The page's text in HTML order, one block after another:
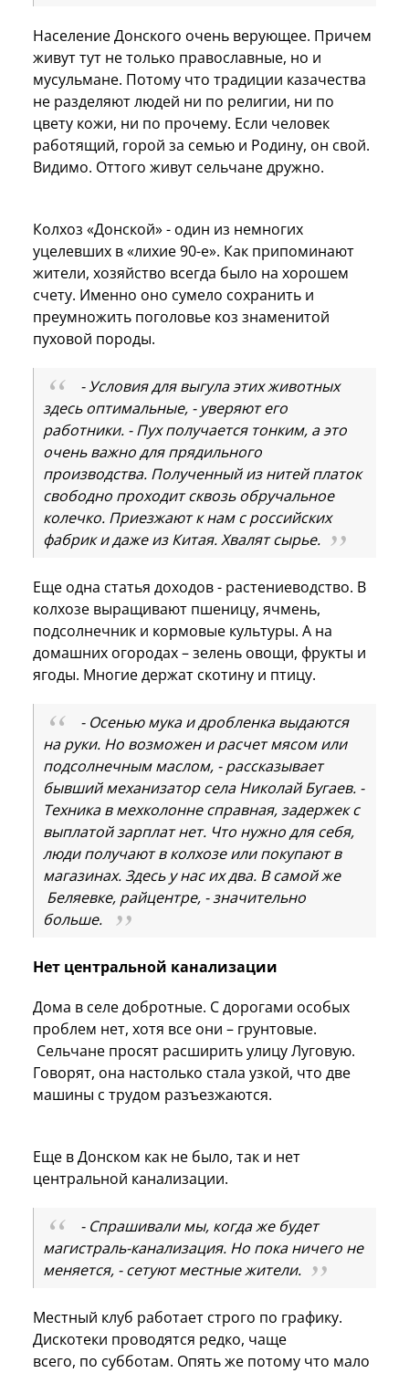
Население Донского очень верующее. Причем
живут тут не только православные, но и
мусульмане. Потому что традиции казачества
не разделяют людей ни по религии, ни по
цвету кожи, ни по прочему. Если человек
работящий, горой за семью и Родину, он свой.
Видимо. Оттого живут сельчане дружно.
Колхоз «Донской» - один из немногих
уцелевших в «лихие 90-е». Как припоминают
жители, хозяйство всегда было на хорошем
счету. Именно оно сумело сохранить и
преумножить поголовье коз знаменитой
пуховой породы.
- Условия для выгула этих животных
здесь оптимальные, - уверяют его
работники. - Пух получается тонким, а это
очень важно для прядильного
производства. Полученный из нитей платок
свободно проходит сквозь обручальное
колечко. Приезжают к нам с российских
фабрик и даже из Китая. Хвалят сырье.
Еще одна статья доходов - растениеводство. В
колхозе выращивают пшеницу, ячмень,
подсолнечник и кормовые культуры. А на
домашних огородах – зелень овощи, фрукты и
ягоды. Многие держат скотину и птицу.
- Осенью мука и дробленка выдаются
на руки. Но возможен и расчет мясом или
подсолнечным маслом, - рассказывает
бывший механизатор села Николай Бугаев. -
Техника в мехколонне справная, задержек с
выплатой зарплат нет. Что нужно для себя,
люди получают в колхозе или покупают в
магазинах. Здесь у нас их два. В самой же
Беляевке, райцентре, - значительно
больше.
Нет центральной канализации
Дома в селе добротные. С дорогами особых
проблем нет, хотя все они – грунтовые.
Сельчане просят расширить улицу Луговую.
Говорят, она настолько стала узкой, что две
машины с трудом разъезжаются.
Еще в Донском как не было, так и нет
центральной канализации.
- Спрашивали мы, когда же будет
магистраль-канализация. Но пока ничего не
меняется, - сетуют местные жители.
Местный клуб работает строго по графику.
Дискотеки проводятся редко, чаще
всего, по субботам. Опять же потому что мало